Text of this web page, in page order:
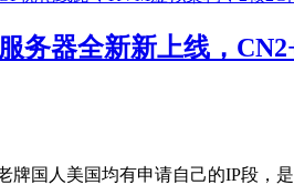
务器全新新上线，
国人美国均有申请自己的IP段，